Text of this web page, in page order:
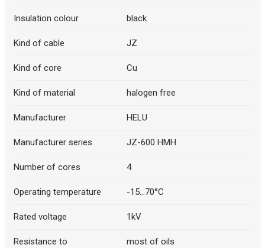
Insulation colour black
Kind of cable JZ
Kind of core Cu
Kind of material halogen free
Manufacturer HELU
Manufacturer series JZ-600 HMH
Number of cores 4
Operating temperature -15...70°C
Rated voltage 1kV
Resistance to most of oils